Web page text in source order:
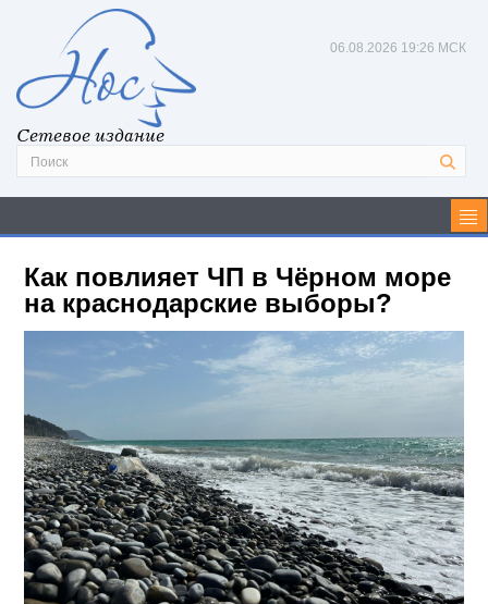
Сетевое издание
06.08.2026 19:26 МСК
Как повлияет ЧП в Чёрном море
на краснодарские выборы?